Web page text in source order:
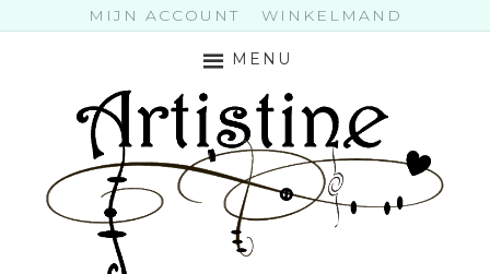
MIJN ACCOUNT WINKELMAND
MENU